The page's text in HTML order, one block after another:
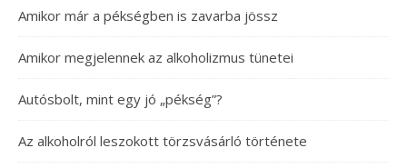
Amikor már a pékségben is zavarba jössz
Amikor megjelennek az alkoholizmus tünetei
Autósbolt, mint egy jó „pékség”?
Az alkoholról leszokott törzsvásárló története